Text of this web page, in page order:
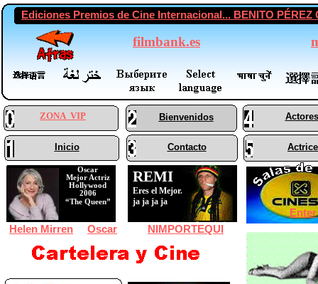
Contacto
Inicio
Actores
Bienvenidos
ZONA VIP
Oscar
Mejor Actriz
Hollywood
2006
“The Queen”
NIMPORTEQUI
REMI
Eres el Mejor... ja
ja ja ja ja
Enter
Helen Mirren
Oscar
Ediciones Premios de Cine Internacional... BENITO
filmbank.es